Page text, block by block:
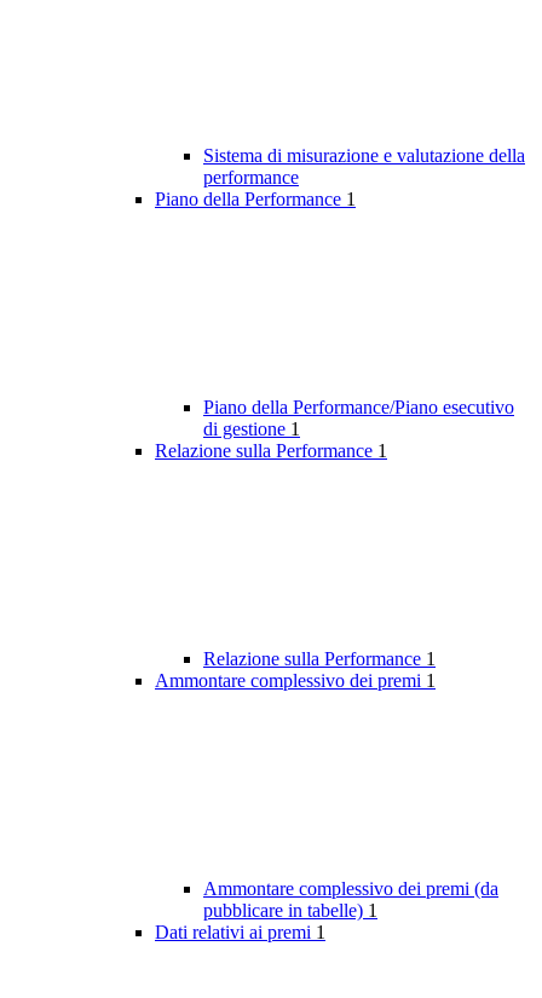
Sistema di misurazione e valutazione della
performance
Piano della Performance 1
Piano della Performance/Piano esecutivo
di gestione 1
Relazione sulla Performance 1
Relazione sulla Performance 1
Ammontare complessivo dei premi 1
Ammontare complessivo dei premi (da
pubblicare in tabelle) 1
Dati relativi ai premi 1